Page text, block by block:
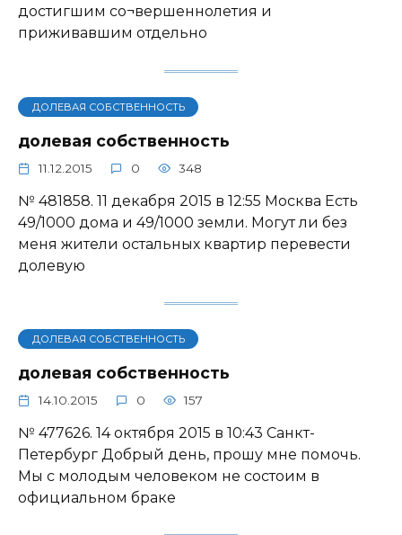
достигшим со¬вершеннолетия и
приживавшим отдельно
ДОЛЕВАЯ СОБСТВЕННОСТЬ
долевая собственность
11.12.2015 0 348
№ 481858. 11 декабря 2015 в 12:55 Москва Есть
49/1000 дома и 49/1000 земли. Могут ли без
меня жители остальных квартир перевести
долевую
ДОЛЕВАЯ СОБСТВЕННОСТЬ
долевая собственность
14.10.2015 0 157
№ 477626. 14 октября 2015 в 10:43 Санкт-
Петербург Добрый день, прошу мне помочь.
Мы с молодым человеком не состоим в
официальном браке